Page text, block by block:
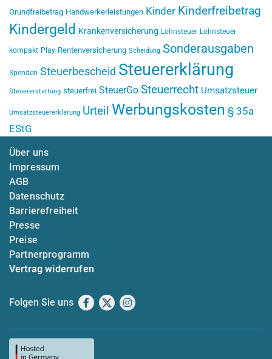
Grundfreibetrag Handwerkerleistungen Kinder Kinderfreibetrag
Kindergeld Krankenversicherung Lohnsteuer Lohnsteuer
kompakt Play Rentenversicherung Scheidung Sonderausgaben
Spenden Steuerbescheid Steuererklärung
Steuererstattung steuerfrei SteuerGo Steuerrecht Umsatzsteuer
Umsatzsteuererklärung Urteil Werbungskosten § 35a
EStG
Über uns
Impressum
AGB
Datenschutz
Barrierefreiheit
Presse
Preise
Partnerprogramm
Vertrag widerrufen
Folgen Sie uns Facebook
X Instagram